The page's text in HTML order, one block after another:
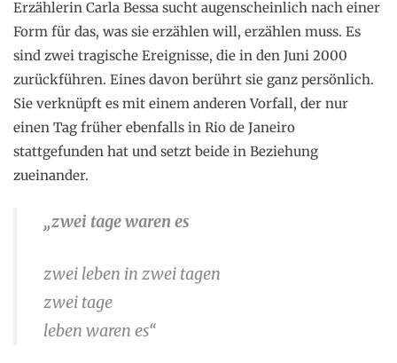
Erzählerin Carla Bessa sucht augenscheinlich nach einer
Form für das, was sie erzählen will, erzählen muss. Es
sind zwei tragische Ereignisse, die in den Juni 2000
zurückführen. Eines davon berührt sie ganz persönlich.
Sie verknüpft es mit einem anderen Vorfall, der nur
einen Tag früher ebenfalls in Rio de Janeiro
stattgefunden hat und setzt beide in Beziehung
zueinander.
„zwei tage waren es
zwei leben in zwei tagen
zwei tage
leben waren es“